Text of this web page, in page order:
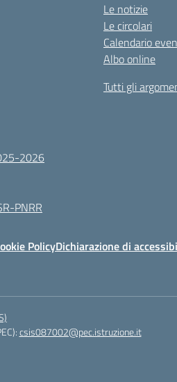
2026
PNRR
Le notizie
Le circolari
Calendario
Albo online
Tutti gli
PolicyDichiarazione di
csis087002@pec.istruzione.it